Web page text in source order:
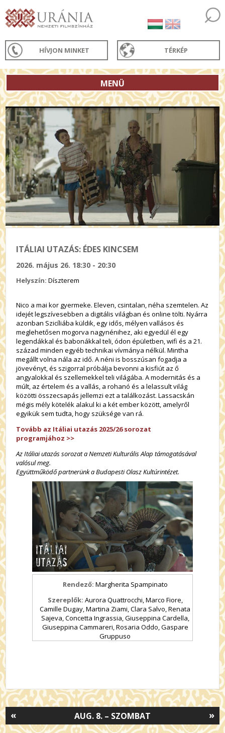
HÍVJON MINKET TÉRKÉP
MENÜ
ITÁLIAI UTAZÁS: ÉDES KINCSEM
2026. május 26. 18:30 - 20:30
Helyszín:Díszterem
Nico a mai kor gyermeke. Eleven, csintalan, néha szemtelen. Az
idejét legszívesebben a digitális világban és online tölti. Nyárra
azonban Szicíliába küldik, egy idős, mélyen vallásos és
meglehetősen mogorva nagynénihez, aki egyedül él egy
legendákkal és babonákkal teli, ódon épületben, wifi és a 21.
század minden egyéb technikai vívmánya nélkül. Mintha
megállt volna nála az idő. A néni is bosszúsan fogadja a
jövevényt, és szigorral próbálja bevonni a kisfiút az ő
angyalokkal és szellemekkel teli világába. A modernitás és a
múlt, az értelem és a vallás, a rohanó és a lelassult világ
közötti összecsapás jellemzi ezt a találkozást. Lassacskán
mégis mély kötelék alakul ki a két ember között, amelyről
egyikük sem tudta, hogy szüksége van rá.
Tovább az Itáliai utazás 2025/26 sorozat
programjához >>
Az Itáliai utazás sorozat a Nemzeti Kulturális Alap támogatásával
valósul meg.
Együttműködő partnerünk a Budapesti Olasz Kultúrintézet.
Rendező: Margherita Spampinato
Szereplők: Aurora Quattrocchi, Marco Fiore,
Camille Dugay, Martina Ziami, Clara Salvo, Renata
Sajeva, Concetta Ingrassia, Giuseppina Cardella,
Giuseppina Cammareri, Rosaria Oddo, Gaspare
Gruppuso
»
AUG. 8. – SZOMBAT
«